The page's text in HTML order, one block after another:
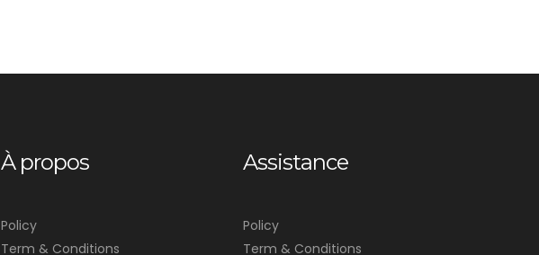
À propos
Policy
Term & Conditions
Assistance
Policy
Term & Conditions